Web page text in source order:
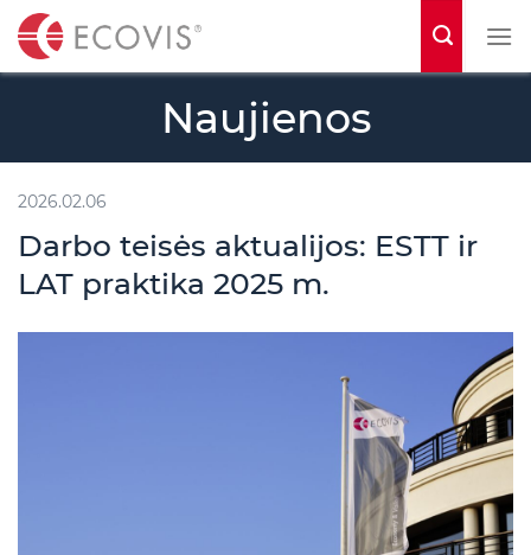
t
Naujienos
2026.02.06
Darbo teisės aktualijos: ESTT ir
LAT praktika 2025 m.